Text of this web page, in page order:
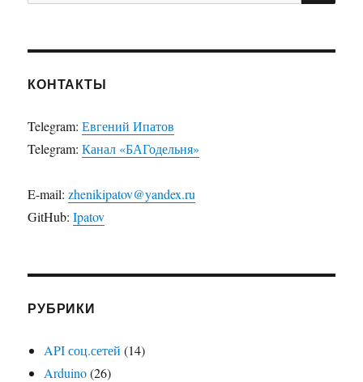
КОНТАКТЫ
Telegram:Евгений Ипатов
Telegram:Канал «БАГодельня»
E-mail:zhenikipatov@yandex.ru
GitHub:Ipatov
РУБРИКИ
API соц.сетей (14)
Arduino(26)